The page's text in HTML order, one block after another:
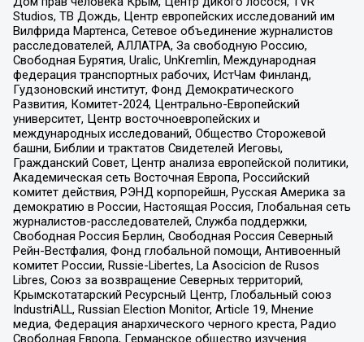
Studios, ТВ Дождь, Центр европейских исследований им
Вилфрида Мартенса, Сетевое объединение журналистов
расследователей, АЛЛАТРА, За свободную Россию,
Свободная Бурятия, Uralic, UnKremlin, Международная
федерация транспортных рабочих, ИстЧам Финланд,
Гудзоновский институт, Фонд Демократического
Развития, Комитет-2024, Центрально-Европейский
университет, Центр восточноевропейских и
международных исследований, Общество Сторожевой
башни, Библии и трактатов Свидетелей Иеговы,
Гражданский Совет, Центр анализа европейской политики,
Академическая сеть Восточная Европа, Российский
комитет действия, РЭНД корпорейшн, Русская Америка за
демократию в России, Настоящая Россия, Глобальная сеть
журналистов-расследователей, Служба поддержки,
Свободная Россия Берлин, Свободная Россия Северный
Рейн-Вестфалия, Фонд глобальной помощи, Антивоенный
комитет России, Russie-Libertes, La Asocicion de Rusos
Libres, Союз за возвращение Северных территорий,
Крымскотатарский Ресурсный Центр, Глобальный союз
IndustriALL, Russian Election Monitor, Article 19, Мнение
медиа, Федерация анархического черного креста, Радио
Свободная Европа, Германское общество изучения